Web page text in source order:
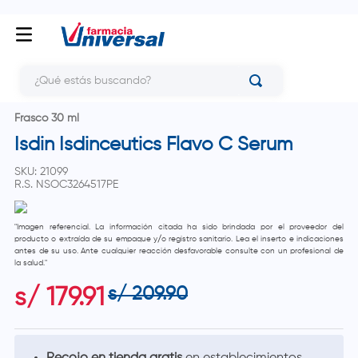
Frasco 30 ml
Isdin Isdinceutics Flavo C Serum
SKU: 21099
R.S. NSOC3264517PE
"Imagen referencial. La información citada ha sido brindada por el proveedor del
producto o extraída de su empaque y/o registro sanitario. Lea el inserto e indicaciones
antes de su uso. Ante cualquier reacción desfavorable consulte con un profesional de
la salud."
s/ 179.91 s/ 209.90